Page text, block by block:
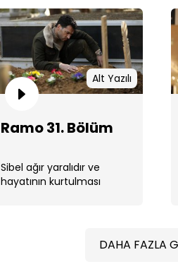
Alt Yazılı
Ramo 31. Bölüm
Sibel ağır yaralıdır ve
hayatının kurtulması
DAHA FAZLA